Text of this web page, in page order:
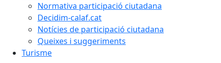
Normativa participació ciutadana
Decidim-calaf.cat
Notícies de participació ciutadana
Queixes i suggeriments
Turisme